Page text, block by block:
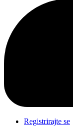
Registrirajte se